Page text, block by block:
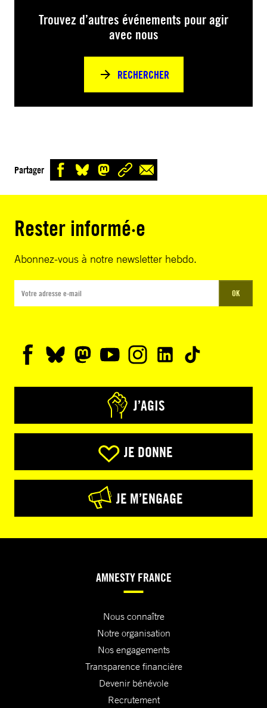
Trouvez d’autres événements pour agir
avec nous
RECHERCHER
Partager
Rester informé·e
Abonnez-vous à notre newsletter hebdo.
OK
J’AGIS
JE DONNE
JE M’ENGAGE
AMNESTY FRANCE
Nous connaître
Notre organisation
Nos engagements
Transparence financière
Devenir bénévole
Recrutement